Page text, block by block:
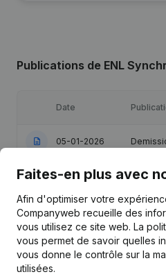
Publications de ENL
Date
05-01-2026
28-11-2017
Faites-en plus avec
Afin d'optimiser votre
Companyweb recueille des
vous utilisez ce site web. La
vous permet de savoir quelles
vous donne le contrôle sur la
utilisées.